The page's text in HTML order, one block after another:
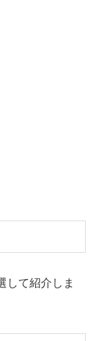
して紹介しま